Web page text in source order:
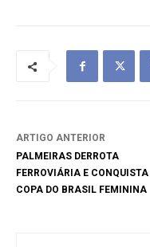
ARTIGO ANTERIOR
PALMEIRAS DERROTA
FERROVIÁRIA E CONQUISTA
COPA DO BRASIL FEMININA